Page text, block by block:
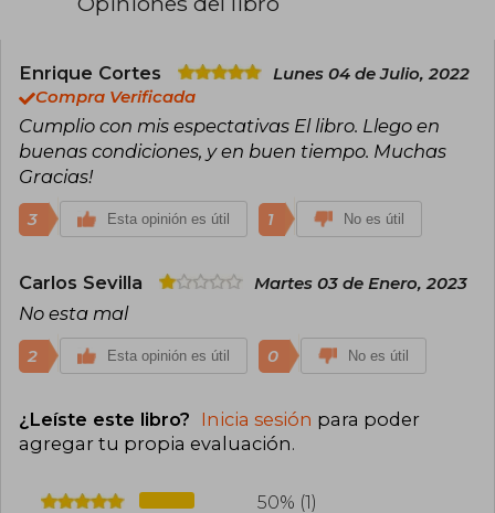
con los líderes mundiales de la literatura infantil.]
los mejores autores infantiles de la Argentina,
acompañado de las licencias más importantes
nuestro canal comercial incluye librerías,
jugueterías y supermercados.
Enrique Cortes
Lunes 04 de Julio, 2022
Compra Verificada
Cumplio con mis espectativas El libro. Llego en
buenas condiciones, y en buen tiempo. Muchas
Gracias!
3 Esta opinión es útil 1 No es útil
Carlos Sevilla Martes 03 de Enero, 2023
No esta mal
2 Esta opinión es útil 0 No es útil
¿Leíste este libro? Inicia sesión para poder
agregar tu propia evaluación.
50% (1)